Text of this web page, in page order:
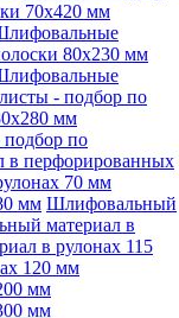
70x420 мм
80x230 мм
- подбор по
мм
по
в перфорированных
70 мм
мм Шлифовальный
материал в
в рулонах 115
120 мм
мм
мм